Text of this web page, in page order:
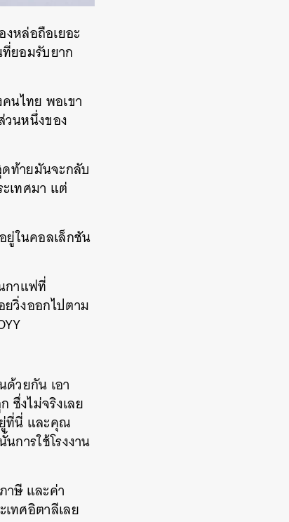
หล่อถือเยอะ
ยอมรับยาก
นไทย พอเขา
วนหนึ่งของ
ท้ายมันจะกลับ
เทศมา แต่
ยู่ในคอลเล็กชัน
กาแฟที่
วิ่งออกไปตาม
วยกัน เอา
ซึ่งไม่จริงเลย
ที่นี่ และคุณ
การใช้โรงงาน
าษี และค่า
ทศอิตาลีเลย